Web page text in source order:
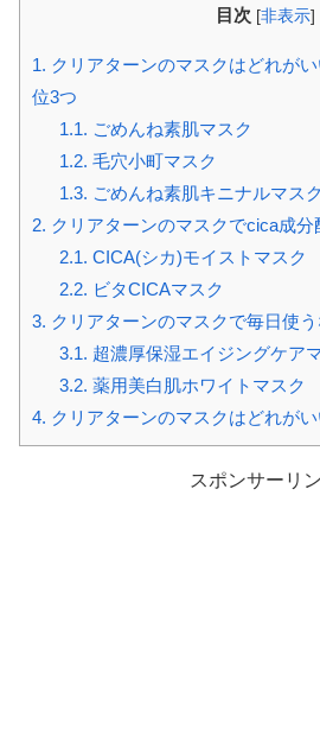
目次 [非表示]
1. クリアターンのマスクはどれが
位3つ
1.1. ごめんね素肌マスク
1.2. 毛穴小町マスク
1.3. ごめんね素肌キニナルマスク
2. クリアターンのマスクでcica成
2.1. CICA(シカ)モイストマスク
2.2. ビタCICAマスク
3. クリアターンのマスクで毎日使
3.1. 超濃厚保湿エイジングケア
3.2. 薬用美白肌ホワイトマスク
4. クリアターンのマスクはどれが
スポンサーリ